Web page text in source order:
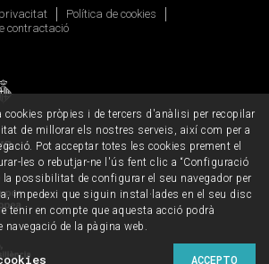
Política de cookies
contractació
pròpies i de tercers d'anàlisi per recopilar
de millorar els nostres serveis, així com per a
Pot acceptar totes les cookies prement el
les o rebutjar-ne l'ús fent clic a “Configuració
la possibilitat de configurar el seu navegador per
impedexi que siguin instal·lades en el seu disc
tenir en compte que aquesta acció podrà
de la pàgina web.
ACCEPTO